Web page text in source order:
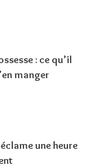
: ce qu’il
manger
une heure